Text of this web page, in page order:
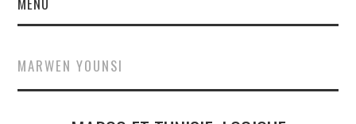
LE PALMARÈS, LES CHEFS
MARWEN YOUNSI